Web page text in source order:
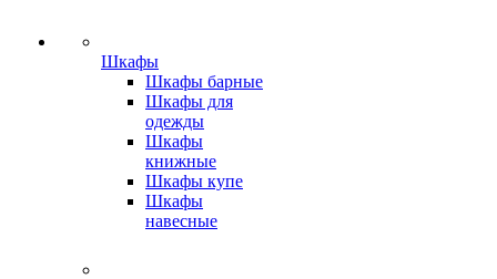
Шкафы
Шкафы барные
Шкафы для
одежды
Шкафы
книжные
Шкафы купе
Шкафы
навесные